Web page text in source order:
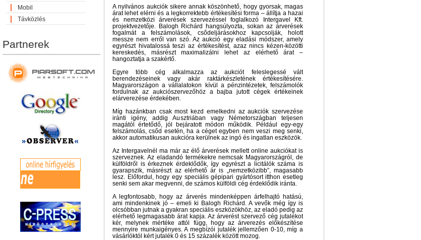
Mobil
Távközlés
Partnerek
A nyilvános aukciók sikere annak köszönhető, hogy gyorsak, magas
árat lehet elérni és a legkorrektebb értékesítési forma – állítja a hazai
és nemzetközi árverések szervezéssel foglalkozó Intergavel Kft.
projektvezetője. Balogh Richárd hangsúlyozta, sokan az árverések
fogalmát a felszámolások, csődeljárásokhoz kapcsolják, holott
messze nem erről van szó. Az aukció egy eladási módszer, amely
egyrészt hivatalossá teszi az értékesítést, azaz nincs kézen-közötti
kereskedés, másrészt maximalizálni lehet az elérhető árat –
hangoztatja a szakértő.
Egyre több cég alkalmazza az aukciót feleslegessé vált
berendezéseinek vagy akár raktárkészletének értékesítésére.
Magyarországon a vállalatokon kívül a pénzintézetek, felszámolók
fordulnak az aukciószervezőhöz a bajba jutott cégek értékeinek
elárverezése érdekében.
Míg hazánkban csak most kezd emelkedni az aukciók szervezése
iránti igény, addig Ausztriában vagy Németországban teljesen
magától értetődő, jól bejáratott módon működik. Például egy-egy
felszámolás, csőd esetén, ha a céget egyben nem veszi meg senki,
akkor automatikusan aukcióra kerülnek az ingó és ingatlan eszközök.
Az Intergavelnél ma már az élő árverések mellett online aukciókat is
szerveznek. Az eladandó termékekre nemcsak Magyarországról, de
külföldről is érkeznek érdeklődők, így egyrészt a licitálók száma is
gyarapszik, másrészt az elérhető ár is „nemzetközibb”, magasabb
lesz. Előfordul, hogy egy speciális gépipari gyártósort itthon esetleg
senki sem akar megvenni, de számos külföldi cég érdeklődik iránta.
A legfontosabb, hogy az árverés mindenképpen árfelhajtó hatású,
ami mindenkinek jó – emeli ki Balogh Richárd. A vevők még így is
olcsóbban jutnak a gyakran speciális eszközökhöz, az eladó pedig az
elérhető legmagasabb árat kapja. Az árverést szervező cég jutalékot
kér, melynek mértéke attól függ, hogy az árverezés előkészítése
mennyire munkaigényes. A megbízói jutalék jellemzően 0-10, míg a
vásárlóktól kért jutalék 0 és 15 százalék között mozog.